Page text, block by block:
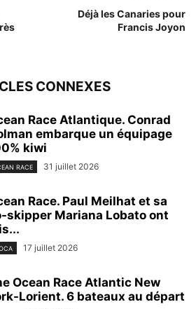
Déjà les Canaries pour
Francis Joyon
CONNEXES
Race Atlantique. Conrad
embarque un équipage
kiwi
RACE 31 juillet 2026
Race. Paul Meilhat et sa
skipper Mariana Lobato ont
17 juillet 2026
Ocean Race Atlantic New
Lorient. 6 bateaux au départ